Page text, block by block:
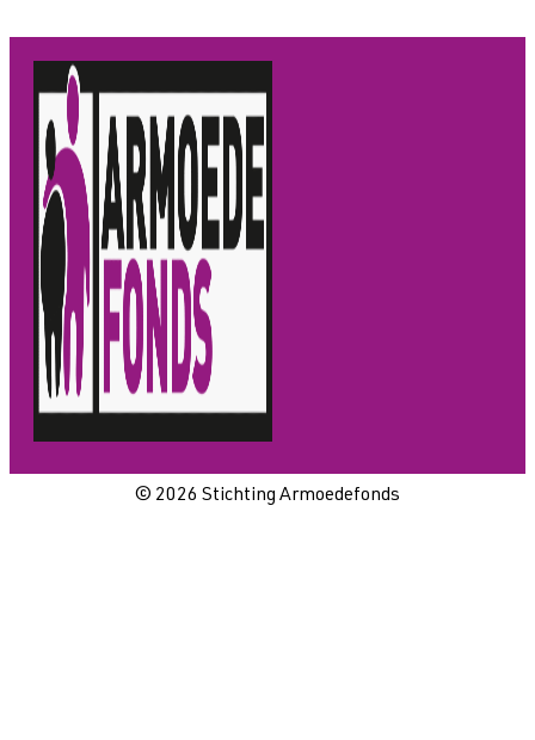
© 2026 Stichting Armoedefonds